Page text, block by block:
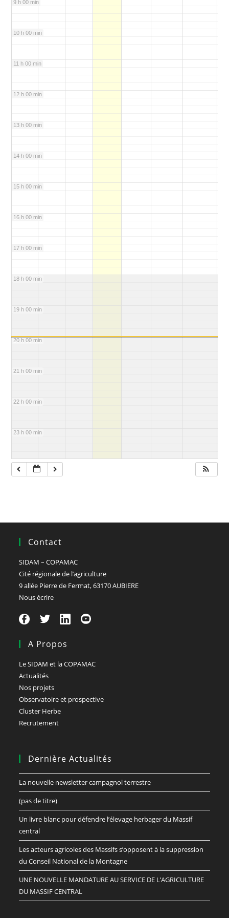
9 h 00 min
10 h 00 min
11 h 00 min
12 h 00 min
13 h 00 min
14 h 00 min
15 h 00 min
16 h 00 min
17 h 00 min
18 h 00 min
19 h 00 min
20 h 00 min
21 h 00 min
22 h 00 min
23 h 00 min
Contact
SIDAM – COPAMAC
Cité régionale de l’agriculture
9 allée Pierre de Fermat, 63170 AUBIERE
Nous écrire
A Propos
Le SIDAM et la COPAMAC
Actualités
Nos projets
Observatoire et prospective
Cluster Herbe
Recrutement
Dernière Actualités
La nouvelle newsletter campagnol terrestre
(pas de titre)
Un livre blanc pour défendre l’élevage herbager du Massif
central
Les acteurs agricoles des Massifs s’opposent à la suppression
du Conseil National de la Montagne
UNE NOUVELLE MANDATURE AU SERVICE DE L’AGRICULTURE
DU MASSIF CENTRAL